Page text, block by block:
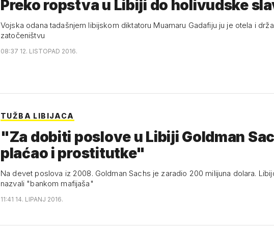
Preko ropstva u Libiji do holivudske
Vojska odana tadašnjem libijskom diktatoru Muamaru Gadafiju ju je otela i
zatočeništvu
08:37 12. LISTOPAD 2016.
TUŽBA LIBIJACA
"Za dobiti poslove u Libiji Goldman
plaćao i prostitutke"
Na devet poslova iz 2008. Goldman Sachs je zaradio 200 milijuna dolara. Libijci su banku
nazvali "bankom mafijaša"
11:41 14. LIPANJ 2016.